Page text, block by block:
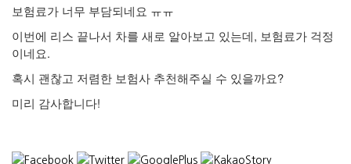
보험료가 너무 부담되네요 ㅠㅠ
이번에 리스 끝나서 차를 새로 알아보고 있는데, 보험료가 걱정
이네요.
혹시 괜찮고 저렴한 보험사 추천해주실 수 있을까요?
미리 감사합니다!